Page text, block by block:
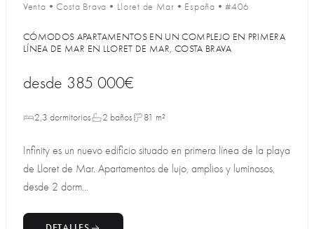
Venta •Costa Brava • Lloret de Mar • España •#406
CÓMODOS APARTAMENTOS EN UN COMPLEJO EN PRIMERA
LÍNEA DE MAR EN LLORET DE MAR, COSTA BRAVA
desde 385 000€
2,3 dormitorios 2 baños 81 m²
Infinity es un nuevo edificio situado en primera línea de la playa
de Lloret de Mar. Apartamentos de lujo, amplios y luminosos,
desde 2 dorm...